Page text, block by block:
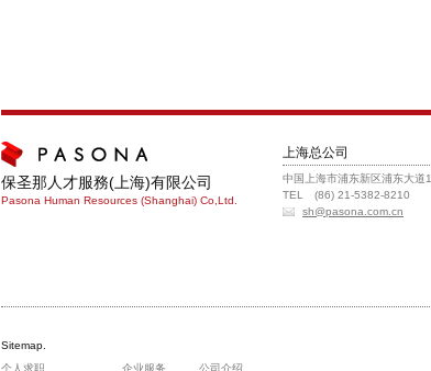
保圣那人才服務(上海)有限公司
Pasona Human Resources (Shanghai) Co,Ltd.
上海总公司
中国上海市浦东新区浦东大道
TEL (86) 21-5382-8210
sh@pasona.com.cn
Sitemap.
个人求职
企业服务 公司介绍